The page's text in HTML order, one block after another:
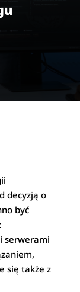
decyzją o
być
serwerami
się także z